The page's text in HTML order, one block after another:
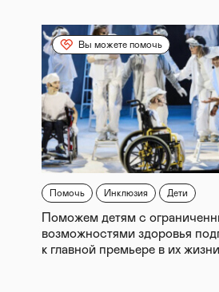
Вы можете помочь
Помочь Инклюзия Дети
Поможем детям с
возможностями здоровья
к главной премьере в их жизни